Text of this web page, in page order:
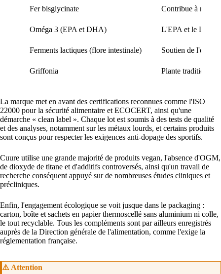
Fer bisglycinate Contribue à
Oméga 3 (EPA et DHA) L'EPA et le DHA
Ferments lactiques (flore intestinale) Soutien de
Griffonia Plante
La marque met en avant des certifications reconnues comme l'ISO
22000 pour la sécurité alimentaire et ECOCERT, ainsi qu'une
démarche « clean label ». Chaque lot est soumis à des tests de qualité
et des analyses, notamment sur les métaux lourds, et certains produits
sont conçus pour respecter les exigences anti-dopage des sportifs.
Cuure utilise une grande majorité de produits vegan, l'absence d'OGM,
de dioxyde de titane et d'additifs controversés, ainsi qu'un travail de
recherche conséquent appuyé sur de nombreuses études cliniques et
précliniques.
Enfin, l'engagement écologique se voit jusque dans le packaging :
carton, boîte et sachets en papier thermoscellé sans aluminium ni colle,
le tout recyclable. Tous les compléments sont par ailleurs enregistrés
auprès de la Direction générale de l'alimentation, comme l'exige la
réglementation française.
⚠️ Attention